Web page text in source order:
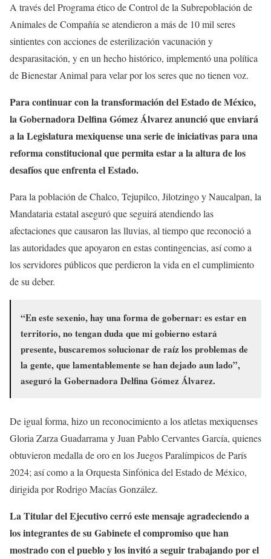
A través del Programa ético de Control de la Subrepoblación de
Animales de Compañía se atendieron a más de 10 mil seres
sintientes con acciones de esterilización vacunación y
desparasitación, y en un hecho histórico, implementó una política
de Bienestar Animal para velar por los seres que no tienen voz.
Para continuar con la transformación del Estado de México,
la Gobernadora Delfina Gómez Álvarez anunció que enviará
a la Legislatura mexiquense una serie de iniciativas para una
reforma constitucional que permita estar a la altura de los
desafíos que enfrenta el Estado.
Para la población de Chalco, Tejupilco, Jilotzingo y Naucalpan, la
Mandataria estatal aseguró que seguirá atendiendo las
afectaciones que causaron las lluvias, al tiempo que reconoció a
las autoridades que apoyaron en estas contingencias, así como a
los servidores públicos que perdieron la vida en el cumplimiento
de su deber.
“En este sexenio, hay una forma de gobernar: es estar en
territorio, no tengan duda que mi gobierno estará
presente, buscaremos solucionar de raíz los problemas de
la gente, que lamentablemente se han dejado aun lado”,
aseguró la Gobernadora Delfina Gómez Álvarez.
De igual forma, hizo un reconocimiento a los atletas mexiquenses
Gloria Zarza Guadarrama y Juan Pablo Cervantes García, quienes
obtuvieron medalla de oro en los Juegos Paralímpicos de París
2024; así como a la Orquesta Sinfónica del Estado de México,
dirigida por Rodrigo Macías González.
La Titular del Ejecutivo cerró este mensaje agradeciendo a
los integrantes de su Gabinete el compromiso que han
mostrado con el pueblo y los invitó a seguir trabajando por el